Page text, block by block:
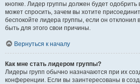
кнопке. Лидер группы должен будет одобрить
может спросить, зачем вы хотите
беспокойте лидера группы, если он отклонил
быть для этого свои причины.
Вернуться к началу
Как мне стать лидером группы?
Лидеры групп обычно назначаются при их
конференции. Если вы заинтересованы в